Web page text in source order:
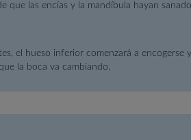
que las encías y la mandíbula hayan
el hueso inferior comenzará a encogerse
la boca va cambiando.